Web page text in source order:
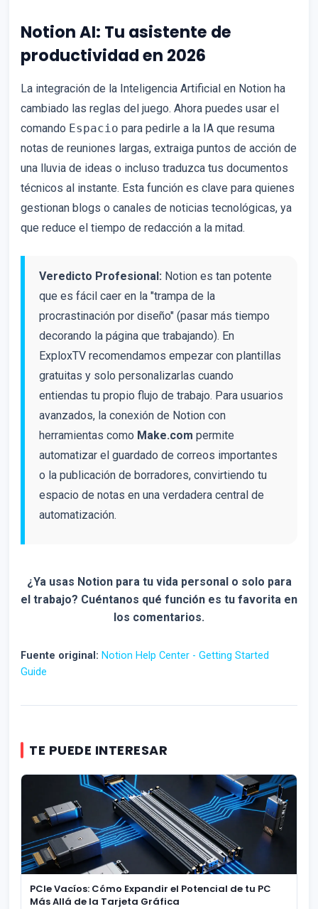
Notion AI: Tu asistente de
productividad en 2026
La integración de la Inteligencia Artificial en Notion ha
cambiado las reglas del juego. Ahora puedes usar el
comando Espacio para pedirle a la IA que resuma
notas de reuniones largas, extraiga puntos de acción de
una lluvia de ideas o incluso traduzca tus documentos
técnicos al instante. Esta función es clave para quienes
gestionan blogs o canales de noticias tecnológicas, ya
que reduce el tiempo de redacción a la mitad.
Veredicto Profesional: Notion es tan potente
que es fácil caer en la "trampa de la
procrastinación por diseño" (pasar más tiempo
decorando la página que trabajando). En
ExploxTV recomendamos empezar con plantillas
gratuitas y solo personalizarlas cuando
entiendas tu propio flujo de trabajo. Para usuarios
avanzados, la conexión de Notion con
herramientas como Make.com permite
automatizar el guardado de correos importantes
o la publicación de borradores, convirtiendo tu
espacio de notas en una verdadera central de
automatización.
¿Ya usas Notion para tu vida personal o solo para
el trabajo? Cuéntanos qué función es tu favorita en
los comentarios.
Fuente original: Notion Help Center - Getting Started
Guide
TE PUEDE INTERESAR
PCIe Vacíos: Cómo Expandir el Potencial de tu PC
Más Allá de la Tarjeta Gráfica